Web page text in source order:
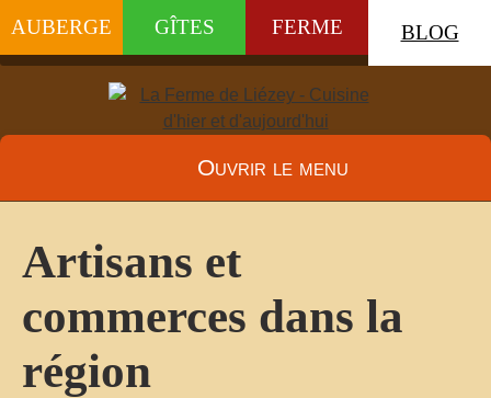
AUBERGE GÎTES FERME BLOG
Ouvrir le menu
Artisans et
commerces dans la
région